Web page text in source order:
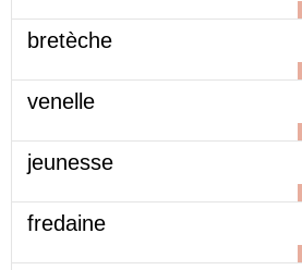
bretèche
venelle
jeunesse
fredaine